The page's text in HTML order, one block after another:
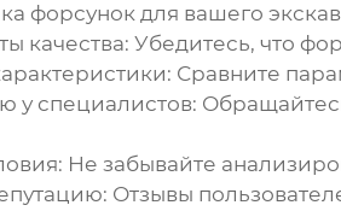
форсунок для вашего
качества: Убедитесь, что
Сравните
у специалистов:
Не забывайте
Отзывы